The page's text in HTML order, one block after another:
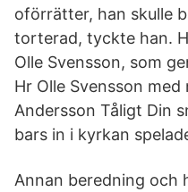
oförrätter, han skulle
torterad, tyckte han.
Olle Svensson, som
Hr Olle Svensson
Andersson Tåligt Din
bars in i kyrkan
Annan beredning och